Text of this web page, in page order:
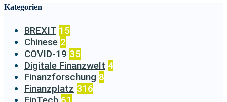
Kategorien
BREXIT 15
Chinese 2
COVID-19 35
Digitale Finanzwelt 4
Finanzforschung 8
Finanzplatz 316